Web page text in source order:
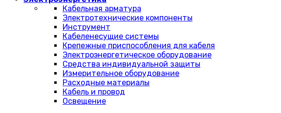
Кабельная арматура
Электротехнические компоненты
Инструмент
Кабеленесущие системы
Крепежные приспособления для кабеля
Электроэнергетическое оборудование
Средства индивидуальной защиты
Измерительное оборудование
Расходные материалы
Кабель и провод
Освещение